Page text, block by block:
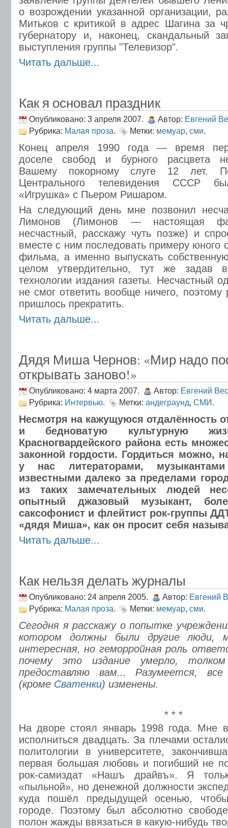
о возрождении указанной организации,
Митьков с критикой в адрес Шагина за
губернатору и, наконец, скандальный
выступления группы "Телевизор".
Читать дальше...
Как я основал праздник
Опубликовано: 3 апреля 2007. Автор: Евгений
Рубрика: Малая проза. Метки: мемуар, сми.
Конец апреля 1990 года — время
доселе свобод и бурного расцвета
Вашему покорному слуге 12 лет.
Центрального телевидения СССР
«Игрушка» с Пьером Ришаром.
На следующий день мне позвонил
Лимонов (Лимонов — настоящая
несчастный, расскажу чуть позже) и
вместе с ним последовать примеру юного
фильма, а именно выпускать
целом утвердительно, тут же задав
технологии издания газеты. Несчастный
не смог ответить вообще ничего, поэтому
пришлось прекратить.
Читать дальше...
Дядя Миша Чернов: «Мир надо
открывать заново!»
Опубликовано: 4 марта 2007. Автор: Евгений
Рубрика: Интервью. Метки: андеграунд, СМИ.
Несмотря на кажущуюся отдалённость
и бедноватую культурную
Красногвардейского района есть
законной гордости. Гордиться можно,
у нас литераторами,
известными далеко за пределами
из таких замечательных людей
опытный джазовый музыкант,
саксофонист и флейтист рок-группы
«дядя Миша», как он просит себя
Читать дальше...
Как нельзя делать журналы
Опубликовано: 24 апреля 2005. Автор: Евгений
Рубрика: Малая проза. Метки: мемуар, сми.
Сегодня я расскажу о попытке
котором должны были другие люди,
интересная, но геморройная роль
почему это издание умерло,
предоставляю вам... Разумеется,
(кроме Сватенки) изменены.
* * *
На дворе стоял январь 1998 года. Мне
исполниться двадцать. За плечами
политологии в университете,
первая большая любовь и погибший не
рок-самиздат «Нашъ драйвъ». Я
«пыльной», но денежной должности
куда пошёл предыдущей осенью,
городе. Поэтому был абсолютно
полон жажды ввязаться в какую-нибудь